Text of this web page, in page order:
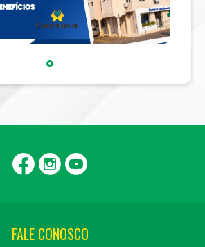
FALE CONOSCO